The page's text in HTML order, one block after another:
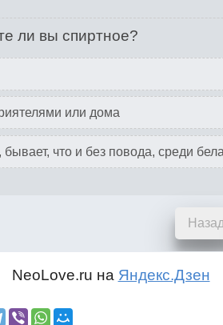
ли вы спиртное?
или дома
бывает, что и без повода, среди
Назад
NeoLove.ru на Яндекс.Дзен